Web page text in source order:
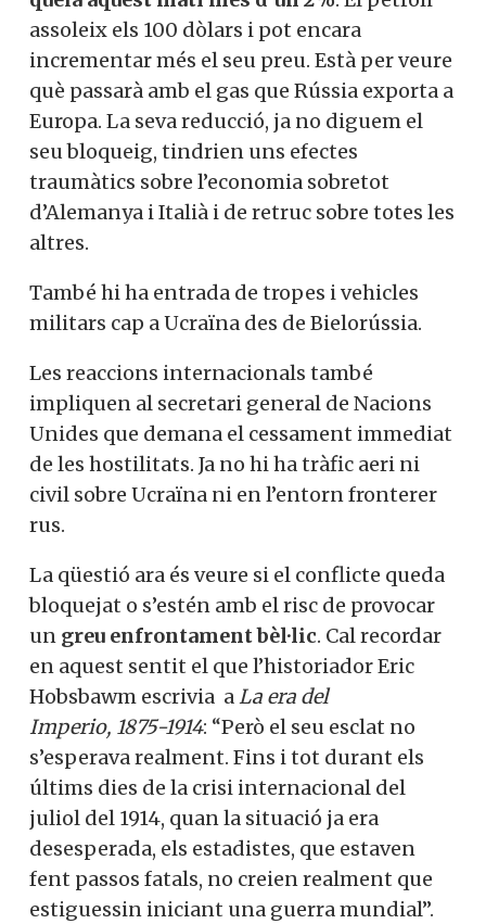
assoleix els 100 dòlars i pot encara
incrementar més el seu preu. Està per veure
què passarà amb el gas que Rússia exporta a
Europa. La seva reducció, ja no diguem el
seu bloqueig, tindrien uns efectes
traumàtics sobre l’economia sobretot
d’Alemanya i Italià i de retruc sobre totes les
altres.
També hi ha entrada de tropes i vehicles
militars cap a Ucraïna des de Bielorússia.
Les reaccions internacionals també
impliquen al secretari general de Nacions
Unides que demana el cessament immediat
de les hostilitats. Ja no hi ha tràfic aeri ni
civil sobre Ucraïna ni en l’entorn fronterer
rus.
La qüestió ara és veure si el conflicte queda
bloquejat o s’estén amb el risc de provocar
un greu enfrontament bèl·lic. Cal recordar
en aquest sentit el que l’historiador Eric
Hobsbawm escrivia aLa era del
Imperio, 1875-1914: “Però el seu esclat no
s’esperava realment. Fins i tot durant els
últims dies de la crisi internacional del
juliol del 1914, quan la situació ja era
desesperada, els estadistes, que estaven
fent passos fatals, no creien realment que
estiguessin iniciant una guerra mundial”.